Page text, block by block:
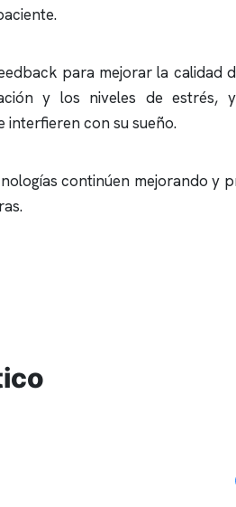
para mejorar la calidad
y los niveles de estrés,
interfieren con su sueño.
continúen mejorando y